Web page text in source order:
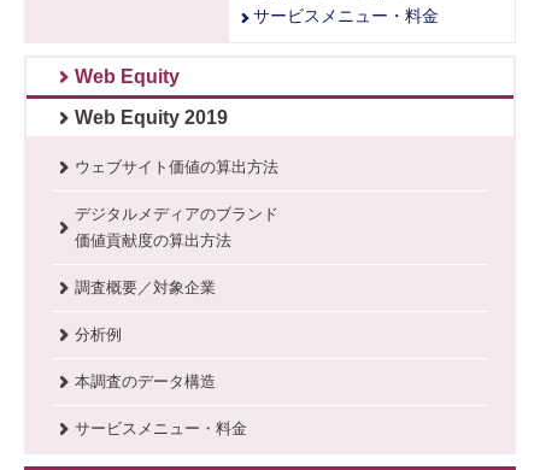
サービスメニュー・料金
Web Equity
Web Equity 2019
ウェブサイト価値の算出方法
デジタルメディアのブランド
価値貢献度の算出方法
調査概要／対象企業
分析例
本調査のデータ構造
サービスメニュー・料金